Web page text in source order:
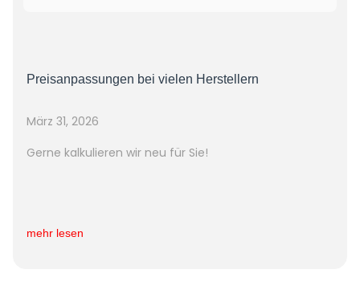
Preisanpassungen bei vielen Herstellern
März 31, 2026
Gerne kalkulieren wir neu für Sie!
mehr lesen